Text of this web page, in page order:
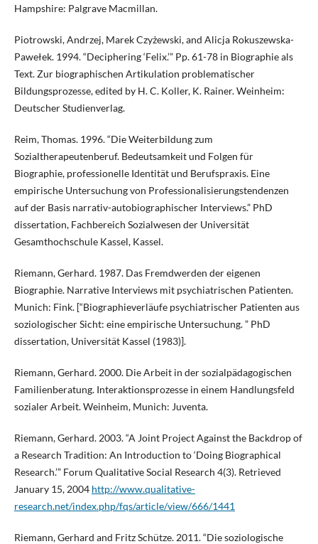
Hampshire: Palgrave Macmillan.
Piotrowski, Andrzej, Marek Czyżewski, and Alicja Rokuszewska-
Pawełek. 1994. “Deciphering ‘Felix.’” Pp. 61-78 in Biographie als
Text. Zur biographischen Artikulation problematischer
Bildungsprozesse, edited by H. C. Koller, K. Rainer. Weinheim:
Deutscher Studienverlag.
Reim, Thomas. 1996. “Die Weiterbildung zum
Sozialtherapeutenberuf. Bedeutsamkeit und Folgen für
Biographie, professionelle Identität und Berufspraxis. Eine
empirische Untersuchung von Professionalisierungstendenzen
auf der Basis narrativ-autobiographischer Interviews.” PhD
dissertation, Fachbereich Sozialwesen der Universität
Gesamthochschule Kassel, Kassel.
Riemann, Gerhard. 1987. Das Fremdwerden der eigenen
Biographie. Narrative Interviews mit psychiatrischen Patienten.
Munich: Fink. [“Biographieverläufe psychiatrischer Patienten aus
soziologischer Sicht: eine empirische Untersuchung. ” PhD
dissertation, Universität Kassel (1983)].
Riemann, Gerhard. 2000. Die Arbeit in der sozialpädagogischen
Familienberatung. Interaktionsprozesse in einem Handlungsfeld
sozialer Arbeit. Weinheim, Munich: Juventa.
Riemann, Gerhard. 2003. “A Joint Project Against the Backdrop of
a Research Tradition: An Introduction to ‘Doing Biographical
Research.’” Forum Qualitative Social Research 4(3). Retrieved
January 15, 2004 http://www.qualitative-
research.net/index.php/fqs/article/view/666/1441
Riemann, Gerhard and Fritz Schütze. 2011. “Die soziologische